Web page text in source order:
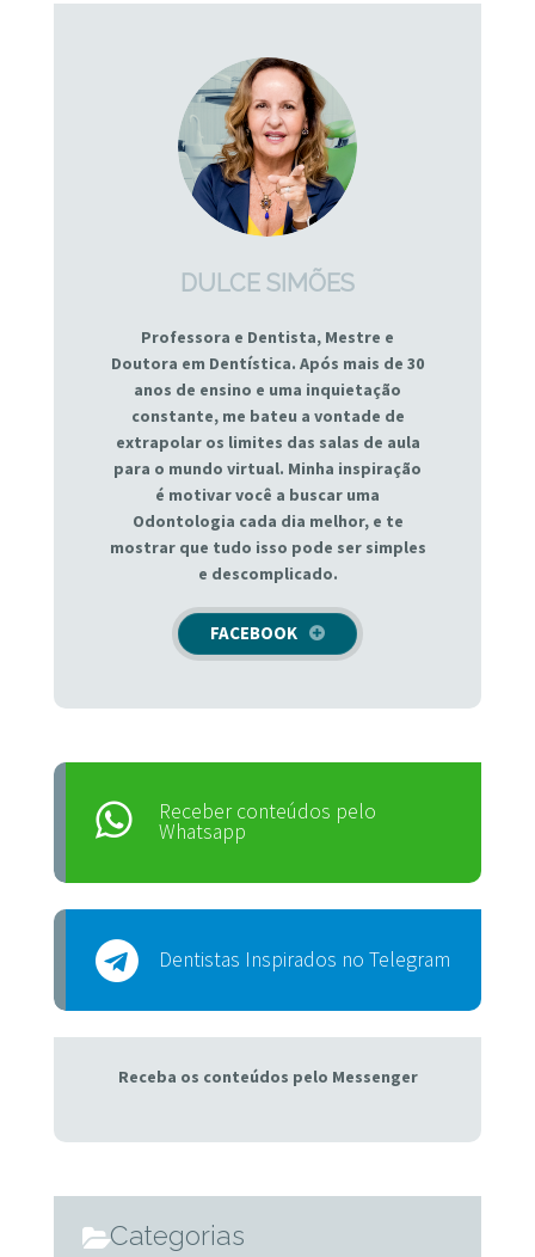
DULCE SIMÕES
Professora e Dentista, Mestre e
Doutora em Dentística. Após mais de 30
anos de ensino e uma inquietação
constante, me bateu a vontade de
extrapolar os limites das salas de aula
para o mundo virtual. Minha inspiração
é motivar você a buscar uma
Odontologia cada dia melhor, e te
mostrar que tudo isso pode ser simples
e descomplicado.
FACEBOOK
Receber conteúdos pelo
Whatsapp
Dentistas Inspirados no Telegram
Receba os conteúdos pelo Messenger
Categorias